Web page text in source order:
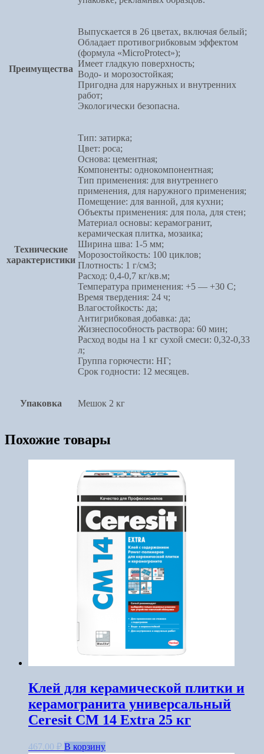
Преимущества
Выпускается в 26 цветах, включая белый;
Обладает противогрибковым эффектом
(формула «MicroProtect»);
Имеет гладкую поверхность;
Водо- и морозостойкая;
Пригодна для наружных и внутренних
работ;
Экологически безопасна.
Технические
характеристики
Тип: затирка;
Цвет: роса;
Основа: цементная;
Компоненты: однокомпонентная;
Тип применения: для внутреннего
применения, для наружного применения;
Помещение: для ванной, для кухни;
Объекты применения: для пола, для стен;
Материал основы: керамогранит,
керамическая плитка, мозаика;
Ширина шва: 1-5 мм;
Морозостойкость: 100 циклов;
Плотность: 1 г/см3;
Расход: 0,4-0,7 кг/кв.м;
Температура применения: +5 — +30 C;
Время твердения: 24 ч;
Влагостойкость: да;
Антигрибковая добавка: да;
Жизнеспособность раствора: 60 мин;
Расход воды на 1 кг сухой смеси: 0,32-0,33
л;
Группа горючести: НГ;
Срок годности: 12 месяцев.
Упаковка Мешок 2 кг
Похожие товары
Клей для керамической плитки и
керамогранита универсальный
Ceresit CM 14 Extra 25 кг
467.00 ₽ В корзину